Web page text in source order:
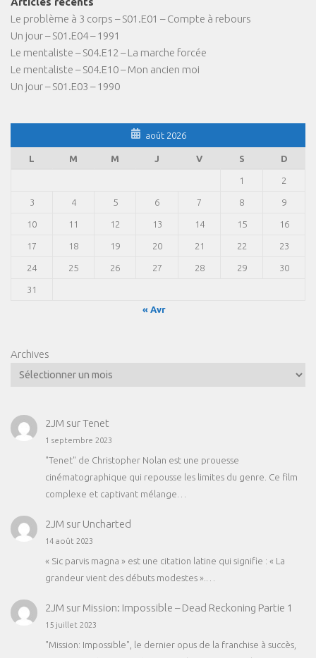
Le problème à 3 corps – S01.E01 – Compte à rebours
Un jour – S01.E04 – 1991
Le mentaliste – S04.E12 – La marche forcée
Le mentaliste – S04.E10 – Mon ancien moi
Un jour – S01.E03 – 1990
août 2026
L M M J V S D
1 2
3 4 5 6 7 8 9
10 11 12 13 14 15 16
17 18 19 20 21 22 23
24 25 26 27 28 29 30
31
« Avr
Archives
2JM surTenet
1 septembre 2023
"Tenet" de Christopher Nolan est une prouesse
cinématographique qui repousse les limites du genre. Ce film
complexe et captivant mélange…
2JM sur Uncharted
14 août 2023
« Sic parvis magna » est une citation latine qui signifie : « La
grandeur vient des débuts modestes ».…
2JM sur Mission: Impossible – Dead Reckoning Partie 1
15 juillet 2023
"Mission: Impossible", le dernier opus de la franchise à succès,